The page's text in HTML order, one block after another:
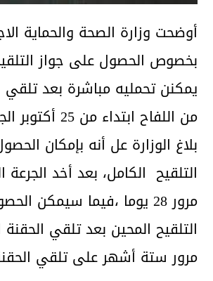
أوضحت وزارة الصحة والحماية
بخصوص الحصول على جواز
يمكنن تحمليه مباشرة بعد تلقي
من اللفاح
بلاغ الوزارة عل أنه بإمكان
التلقيح الكامل، بعد أخد الجرعة
مرور 28 يوما ،فيما سيمكن
التلقيح المحين بعد تلقي الحقنة
مرور ستة أشهر على تلقي الحقنة